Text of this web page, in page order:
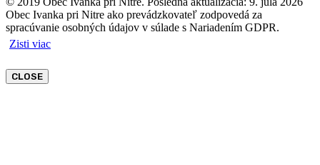
Obec Ivanka pri Nitre ako prevádzkovateľ zodpovedá za
spracúvanie osobných údajov v súlade s Nariadením GDPR.
Zisti viac
CLOSE